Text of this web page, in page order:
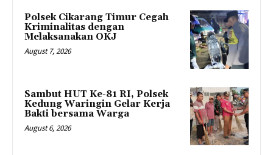
Polsek Cikarang Timur Cegah
Kriminalitas dengan
Melaksanakan OKJ
August 7, 2026
Sambut HUT Ke-81 RI, Polsek
Kedung Waringin Gelar Kerja
Bakti bersama Warga
August 6, 2026